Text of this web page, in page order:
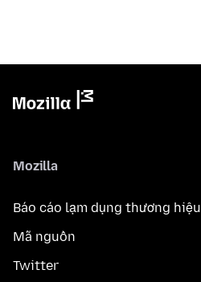
Mozilla
Báo cáo lạm dụng thương hiệu
Mã nguồn
Twitter